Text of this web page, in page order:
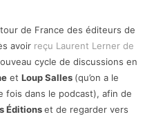
de France des éditeurs de
avoir reçu Laurent Lerner de
cycle de discussions en
et Loup Salles (qu’on a le
fois dans le podcast), afin de
Éditionset de regarder vers